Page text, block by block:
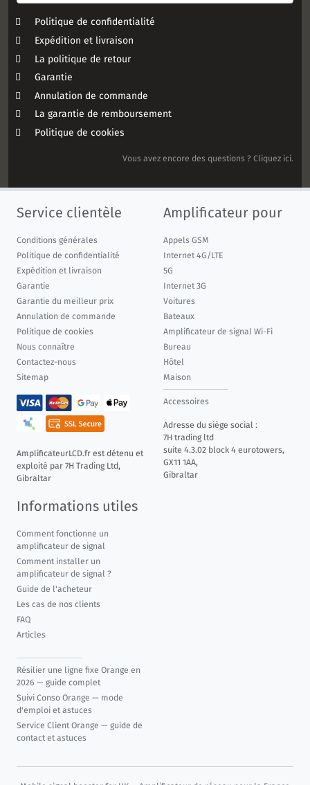
Politique de confidentialité
Expédition et livraison
La politique de retour
Garantie
Annulation de commande
La garantie de remboursement
Politique de cookies
Vous avez encore des questions ? Cliquez ici.
Service clientèle
Conditions générales
Politique de confidentialité
Expédition et livraison
Garantie
Garantie du meilleur prix
Annulation de commande
Politique de cookies
Nous connaître
Contactez-nous
Sitemap
AmplificateurLCD.fr est détenu et
exploité par 7H Trading Ltd,
Gibraltar
Amplificateur pour
Appels GSM
Internet 4G/LTE
5G
Internet 3G
Voitures
Bateaux
Amplificateur de signal Wi-Fi
Bureau
Hôtel
Maison
Accessoires
Adresse du siège social :
7H trading ltd
suite 4.3.02 block 4 eurotowers,
GX11 1AA,
Gibraltar
Informations utiles
Comment fonctionne un
amplificateur de signal
Comment installer un
amplificateur de signal ?
Guide de l'acheteur
Les cas de nos clients
FAQ
Articles
Résilier une ligne fixe Orange en
2026 — guide complet
Suivi Conso Orange — mode
d'emploi et astuces
Service Client Orange — guide de
contact et astuces